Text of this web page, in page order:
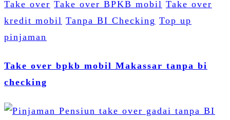
Take over Take over BPKB mobil Take over
kredit mobil Tanpa BI Checking Top up
pinjaman
Take over bpkb mobil Makassar tanpa bi
checking